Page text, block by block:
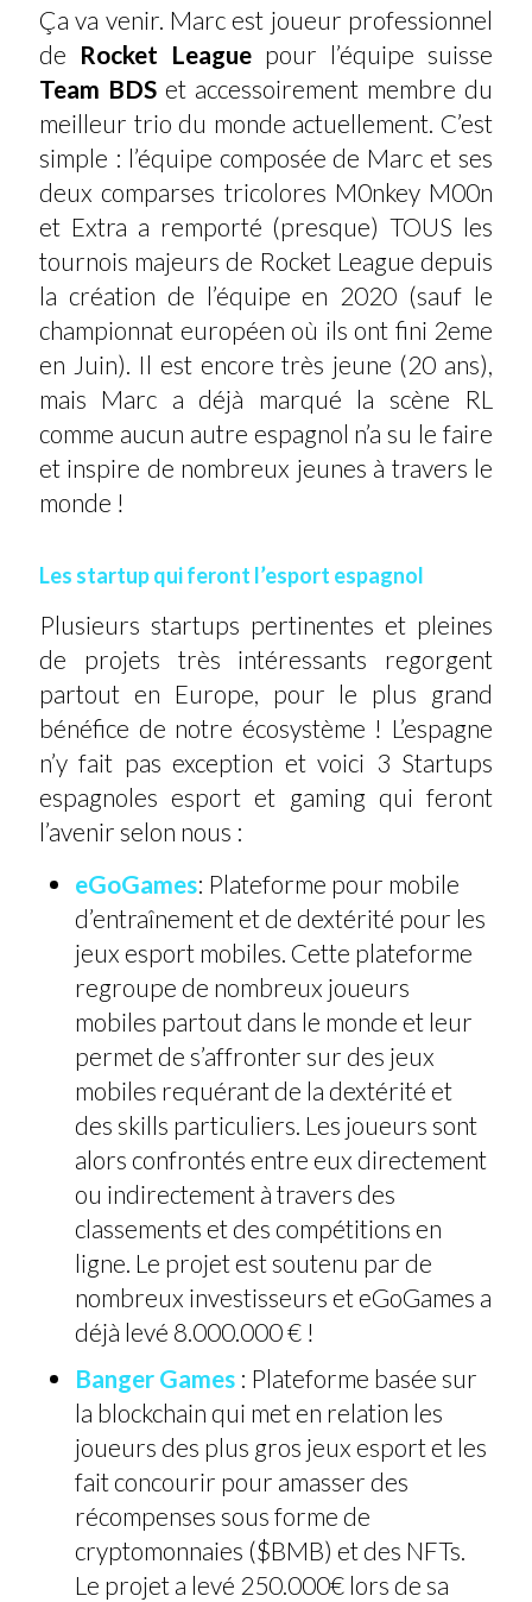
Ça va venir. Marc est joueur professionnel
de Rocket League pour l’équipe suisse
Team BDS et accessoirement membre du
meilleur trio du monde actuellement. C’est
simple : l’équipe composée de Marc et ses
deux comparses tricolores M0nkey M00n
et Extra a remporté (presque) TOUS les
tournois majeurs de Rocket League depuis
la création de l’équipe en 2020 (sauf le
championnat européen où ils ont fini 2eme
en Juin). Il est encore très jeune (20 ans),
mais Marc a déjà marqué la scène RL
comme aucun autre espagnol n’a su le faire
et inspire de nombreux jeunes à travers le
monde !
Les startup qui feront l’esport espagnol
Plusieurs startups pertinentes et pleines
de projets très intéressants regorgent
partout en Europe, pour le plus grand
bénéfice de notre écosystème ! L’espagne
n’y fait pas exception et voici 3 Startups
espagnoles esport et gaming qui feront
l’avenir selon nous :
eGoGames: Plateforme pour mobile
d’entraînement et de dextérité pour les
jeux esport mobiles. Cette plateforme
regroupe de nombreux joueurs
mobiles partout dans le monde et leur
permet de s’affronter sur des jeux
mobiles requérant de la dextérité et
des skills particuliers. Les joueurs sont
alors confrontés entre eux directement
ou indirectement à travers des
classements et des compétitions en
ligne. Le projet est soutenu par de
nombreux investisseurs et eGoGames a
déjà levé 8.000.000 € !
Banger Games : Plateforme basée sur
la blockchain qui met en relation les
joueurs des plus gros jeux esport et les
fait concourir pour amasser des
récompenses sous forme de
cryptomonnaies ($BMB) et des NFTs.
Le projet a levé 250.000€ lors de sa